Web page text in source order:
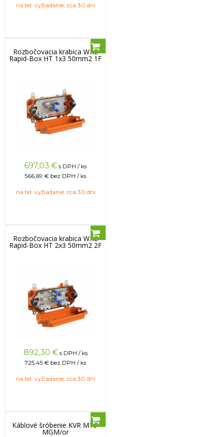
na tel. vyžiadanie, cca 30 dní
Rozbočovacia krabica WKE
Rapid-Box HT 1x3 50mm2 1F
697,03 € s DPH / ks
566,69 € bez DPH / ks
na tel. vyžiadanie, cca 30 dní
Rozbočovacia krabica WKE
Rapid-Box HT 2x3 50mm2 2F
892,30 € s DPH / ks
725,45 € bez DPH / ks
na tel. vyžiadanie, cca 30 dní
Káblové šróbenie KVR M16-
MGM/or